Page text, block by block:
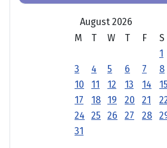
August 2026
M
T W T F S
1
3
4 5 6 7 8
10
11 12 13 14 15
17
18 19 20 21
24
25 26 27 28
31